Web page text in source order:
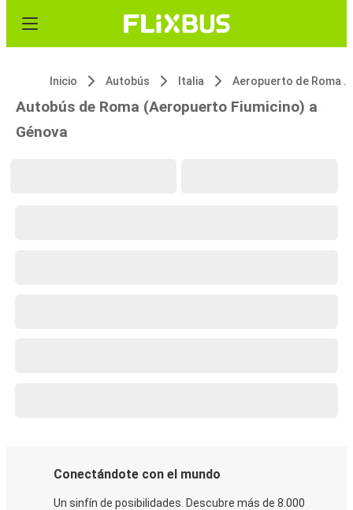
Inicio Autobús Italia Aeropuerto de Roma Fiumicino (FCO)
Autobús de Roma (Aeropuerto Fiumicino) a
Génova
Conectándote con el mundo
Un sinfín de posibilidades. Descubre más de 8.000